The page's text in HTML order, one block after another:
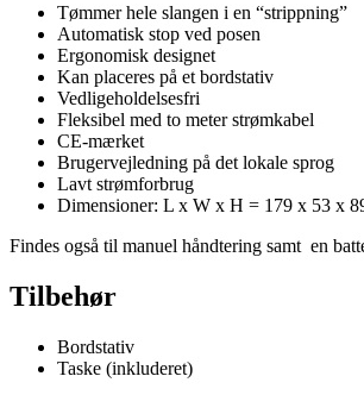
Tømmer hele slangen i en “strippning”
Automatisk stop ved posen
Ergonomisk designet
Kan placeres på et bordstativ
Vedligeholdelsesfri
Fleksibel med to meter strømkabel
CE-mærket
Brugervejledning på det lokale sprog
Lavt strømforbrug
Dimensioner: L x W x H = 179 x 53 x
Findes også til manuel håndtering samt en
Tilbehør
Bordstativ
Taske (inkluderet)